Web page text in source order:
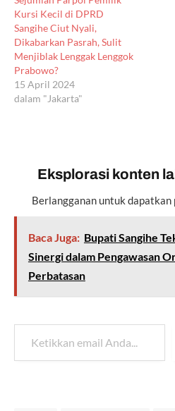
Kursi Kecil di DPRD
Sangihe Ciut Nyali,
Dikabarkan Pasrah, Sulit
Menjiblak Lenggak Lenggok
Prabowo?
15 April 2024
dalam "Jakarta"
Eksplorasi konten
Berlangganan untuk
Baca Juga: Bupati Sangihe
Sinergi dalam Pengawasan
Perbatasan
Ketikkan email Anda...